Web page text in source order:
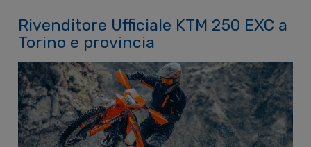
Rivenditore Ufficiale KTM 250 EXC a
Torino e provincia